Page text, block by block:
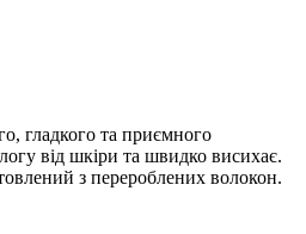
гладкого та приємного
від шкіри та швидко висихає.
з перероблених волокон.